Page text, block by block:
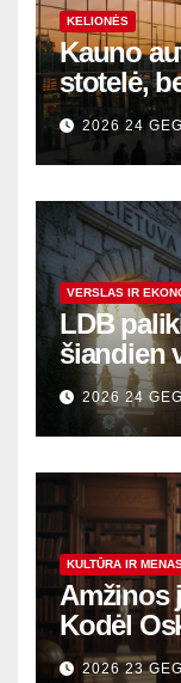
KELIONĖS
Kauno
stotelė,
sostinę
2026 24
VERSLAS IR
LDB
šiandien
variklis
2026 24
KULTŪRA IR
Amžinos
Kodėl
šiandien
2026 23